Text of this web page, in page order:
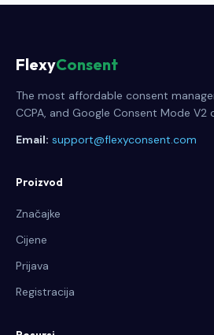
FlexyConsent
The most affordable consent
CCPA, and Google Consent Mode V2
Email: support@flexyconsent.com
Proizvod
Značajke
Cijene
Prijava
Registracija